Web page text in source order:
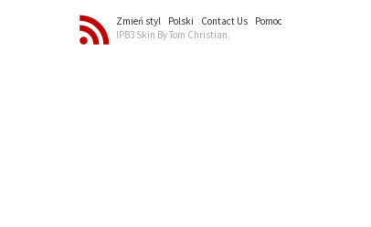
Zmień styl Polski Contact Us
Pomoc
IPB3 Skin By Tom Christian.